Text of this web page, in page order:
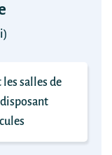
salles de